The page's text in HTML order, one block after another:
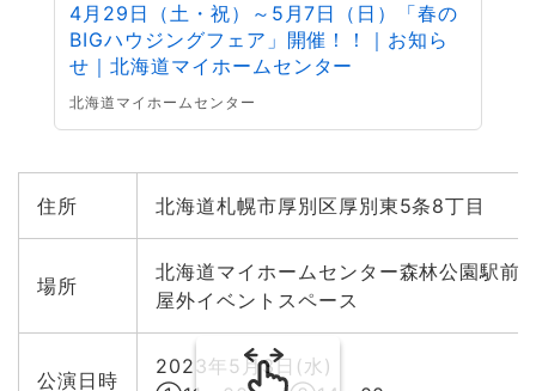
4月29日（土・祝）～5月7日（日）「春の
BIGハウジングフェア」開催！！｜お知ら
せ｜北海道マイホームセンター
北海道マイホームセンター
住所 北海道札幌市厚別区厚別東5条8丁目
場所
北海道マイホームセンター森林公園駅前
屋外イベントスペース
公演日時
2023年5月3日(水)